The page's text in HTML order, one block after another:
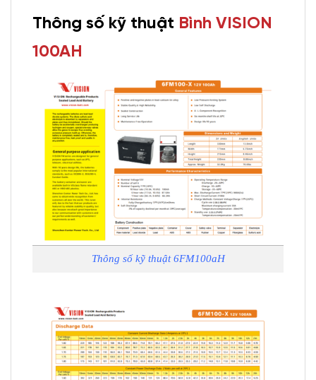
Thông số kỹ thuật Bình VISION
100AH
Thông số kỹ thuật 6FM100aH